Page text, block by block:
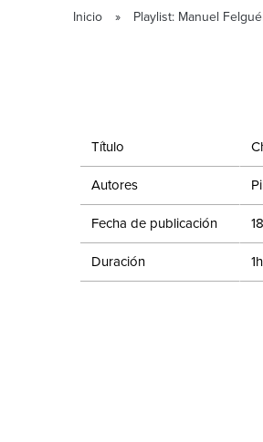
Inicio Playlist: Manuel
Título
Autores
Fecha de publicación
Duración